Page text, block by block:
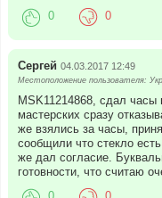
0 0
Сергей 04.03.2017 12:49
Местоположение пользователя:
MSK11214868, сдал часы
мастерских сразу
же взялись за часы,
сообщили что стекло
же дал согласие.
готовности, что считаю